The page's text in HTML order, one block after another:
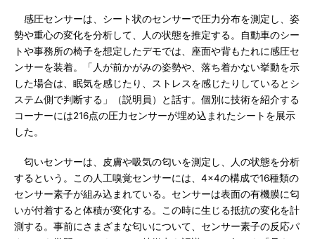
感圧センサーは、シート状のセンサーで圧力分布を測定し、姿
勢や重心の変化を分析して、人の状態を推定する。自動車のシー
トや事務所の椅子を想定したデモでは、座面や背もたれに感圧セ
ンサーを装着。「人が前かがみの姿勢や、落ち着かない挙動を示
した場合は、眠気を感じたり、ストレスを感じたりしているとシ
ステム側で判断する」（説明員）と話す。個別に技術を紹介する
コーナーには216点の圧力センサーが埋め込まれたシートを展示
した。
匂いセンサーは、皮膚や吸気の匂いを測定し、人の状態を分析
するという。この人工嗅覚センサーには、4×4の構成で16種類の
センサー素子が組み込まれている。センサーは表面の有機膜に匂
いが付着すると体積が変化する。この時に生じる抵抗の変化を計
測する。事前にさまざまな匂いについて、センサー素子の反応パ